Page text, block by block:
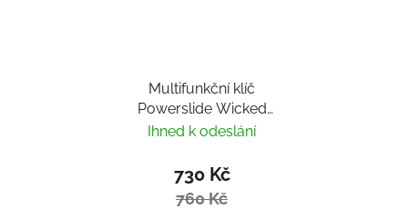
Multifunkční klíč
Powerslide Wicked
Hardcore Tool
Ihned k odeslání
730 Kč
760 Kč